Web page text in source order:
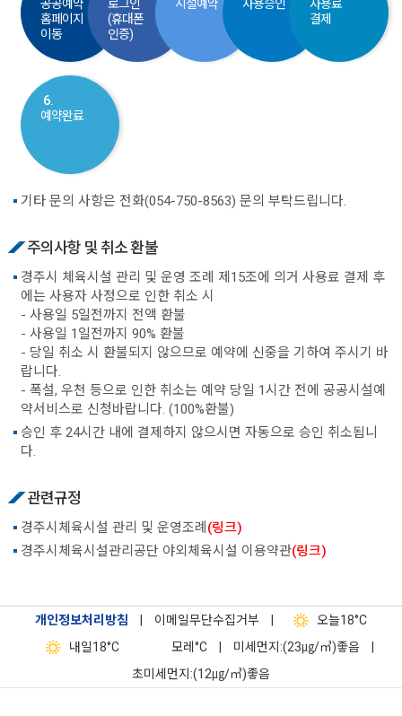
공공예약
홈페이지
이동
로그인
(휴대폰
인증)
시설예약 사용승인
사용료
결제
6.
예약완료
기타 문의 사항은 전화(054-750-8563) 문의 부탁드립니다.
주의사항 및 취소 환불
경주시 체육시설 관리 및 운영 조례 제15조에 의거 사용료 결제 후
에는 사용자 사정으로 인한 취소 시
- 사용일 5일전까지 전액 환불
- 사용일 1일전까지 90% 환불
- 당일 취소 시 환불되지 않으므로 예약에 신중을 기하여 주시기 바
랍니다.
- 폭설, 우천 등으로 인한 취소는 예약 당일 1시간 전에 공공시설예
약서비스로 신청바랍니다. (100%환불)
승인 후 24시간 내에 결제하지 않으시면 자동으로 승인 취소됩니
다.
관련규정
경주시체육시설 관리 및 운영조례 (링크)
경주시체육시설관리공단 야외체육시설 이용약관(링크)
개인정보처리방침 이메일무단수집거부 오늘18°C
내일18°C 모레 °C 미세먼지:(23㎍/㎥)좋음
초미세먼지:(12㎍/㎥)좋음